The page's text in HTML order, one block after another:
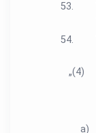
53.
54.
„(4)
a)